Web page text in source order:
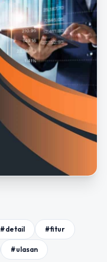
#detail #fitur
#ulasan